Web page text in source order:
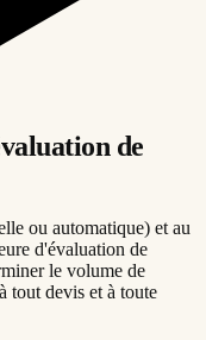
de
ou automatique) et au
d'évaluation de
le volume de
tout devis et à toute